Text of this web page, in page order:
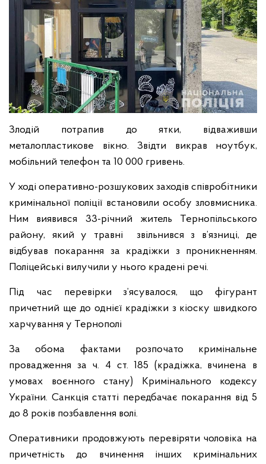
Злодій потрапив до ятки, відваживши
металопластикове вікно. Звідти викрав ноутбук,
мобільний телефон та 10 000 гривень.
У ході оперативно-розшукових заходів співробітники
кримінальної поліції встановили особу зловмисника.
Ним виявився 33-річний житель Тернопільського
району, який у травні звільнився з в’язниці, де
відбував покарання за крадіжки з проникненням.
Поліцейські вилучили у нього крадені речі.
Під час перевірки з’ясувалося, що фігурант
причетний ще до однієї крадіжки з кіоску швидкого
харчування у Тернополі
За обома фактами розпочато кримінальне
провадження за ч. 4 ст. 185 (крадіжка, вчинена в
умовах воєнного стану) Кримінального кодексу
України. Санкція статті передбачає покарання від 5
до 8 років позбавлення волі.
Оперативники продовжують перевіряти чоловіка на
причетність до вчинення інших кримінальних